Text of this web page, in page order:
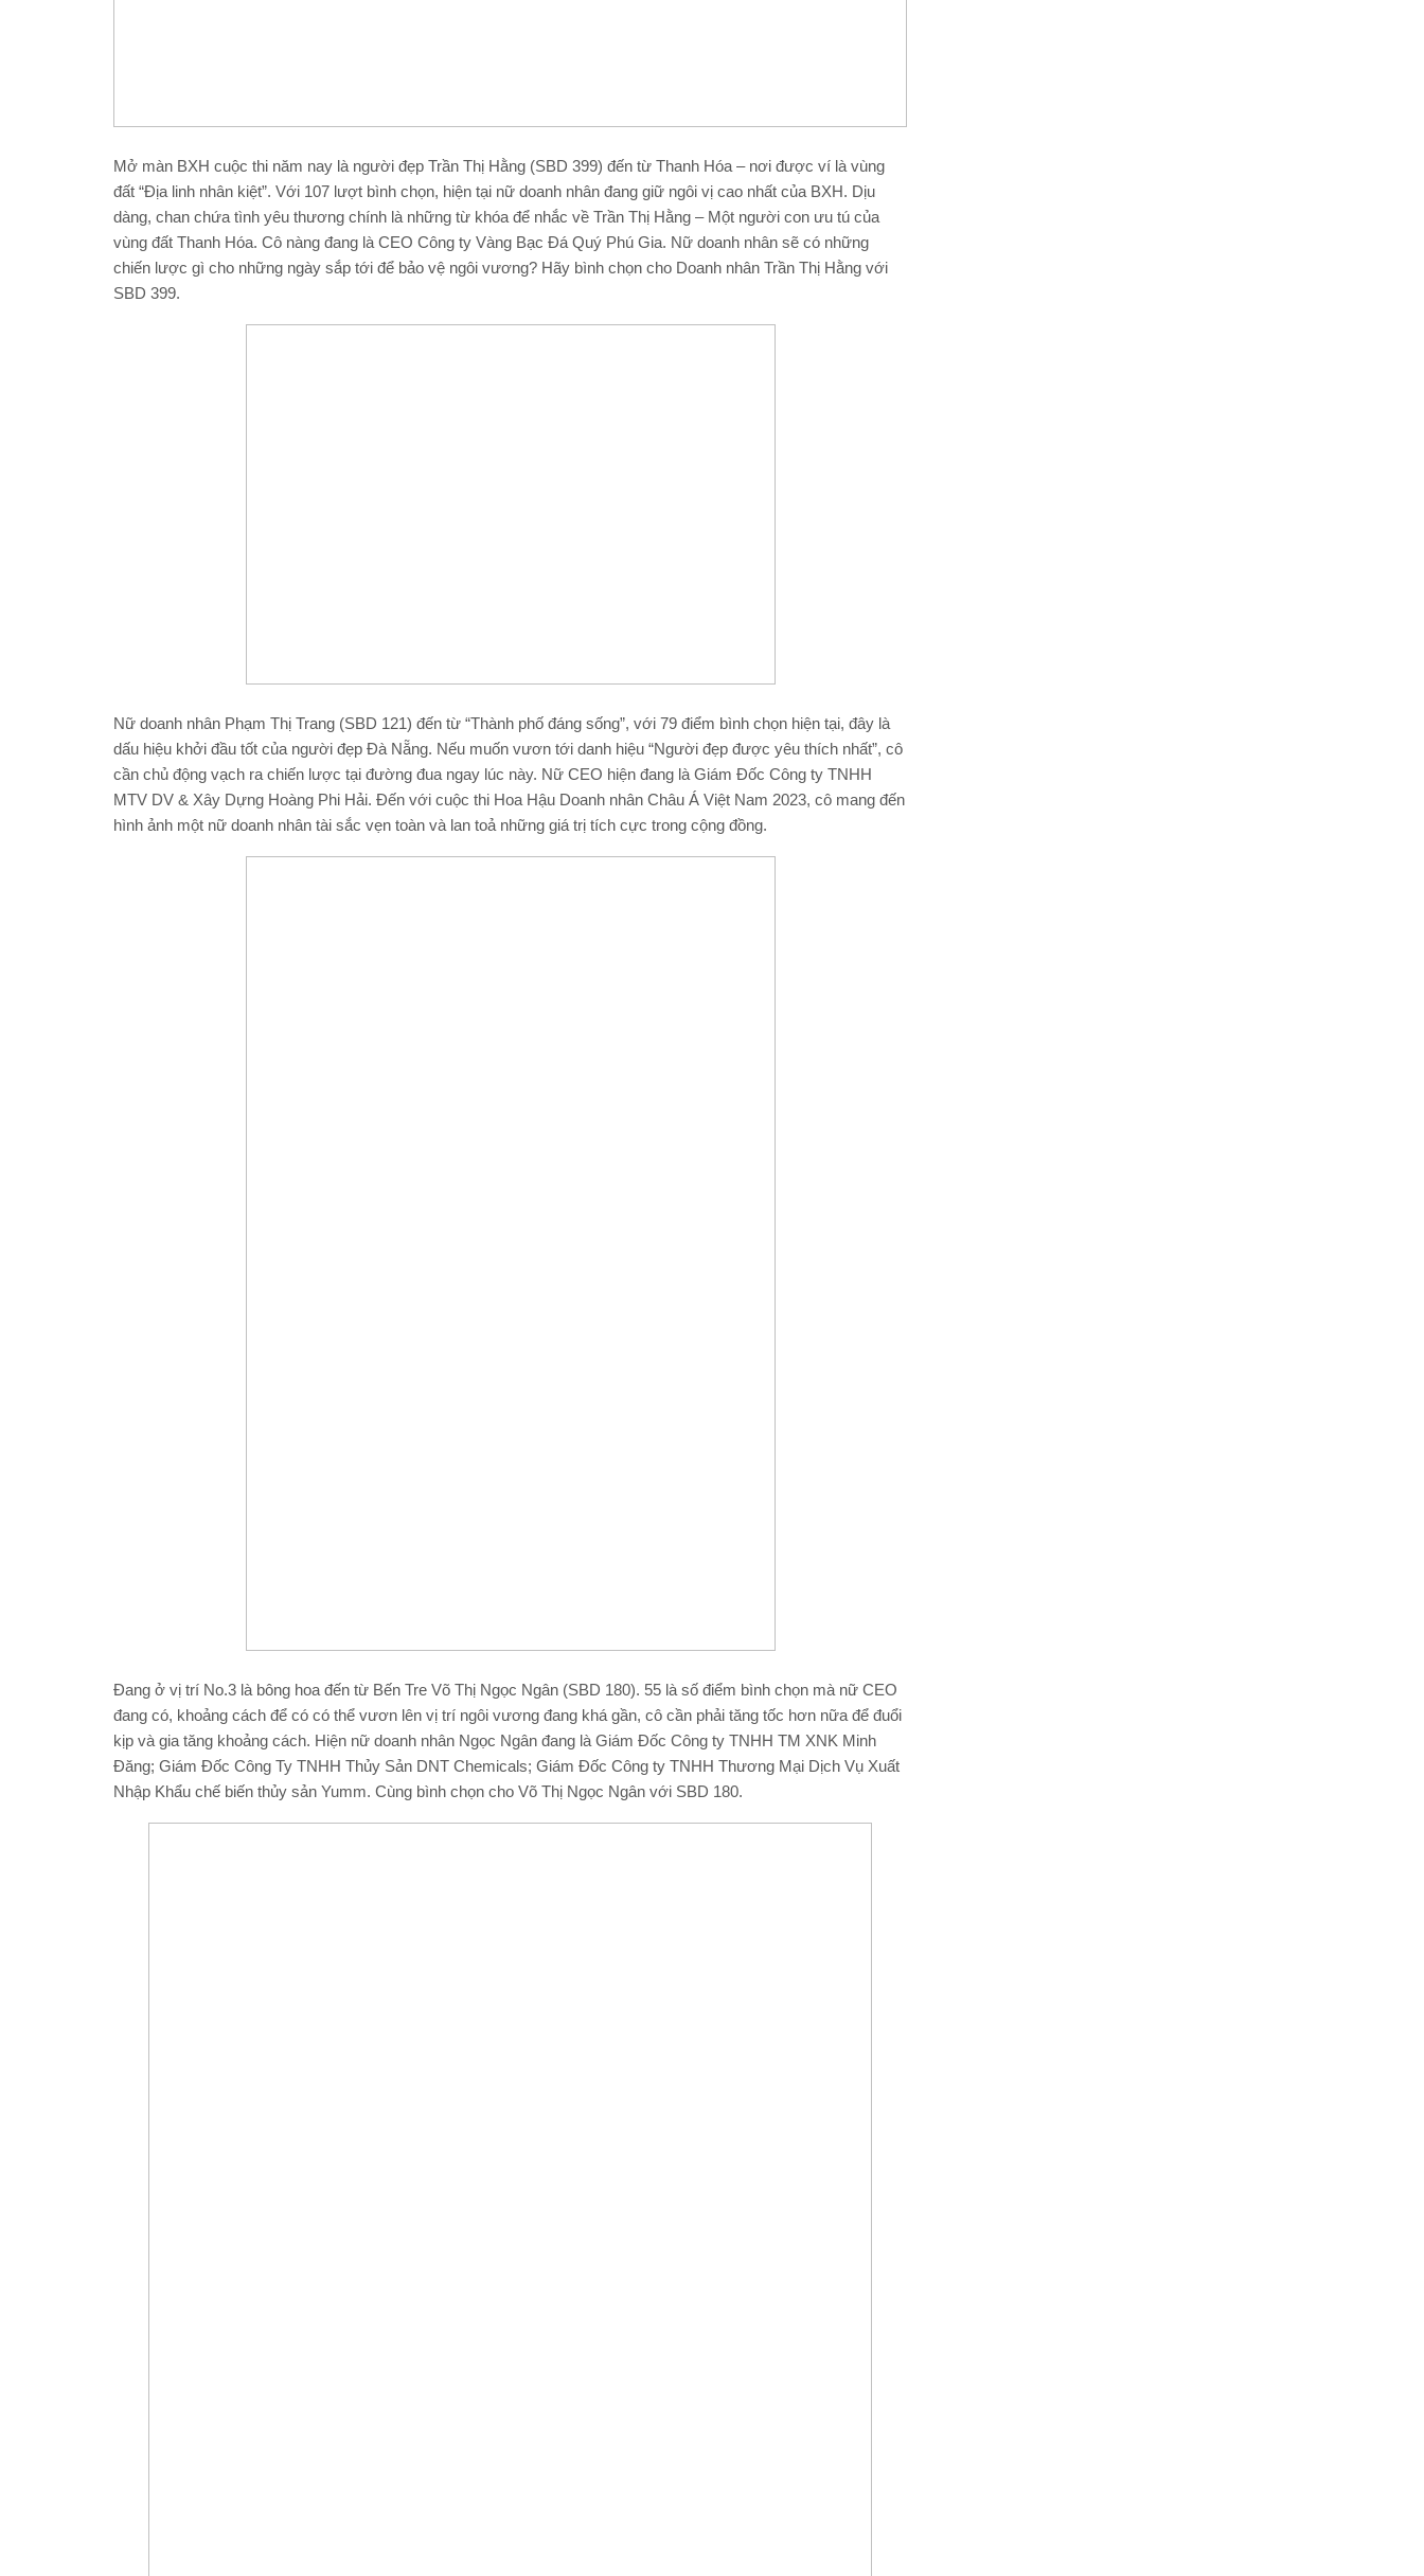
Mở màn BXH cuộc thi năm nay là người đẹp Trần Thị Hằng (SBD 399) đến từ Thanh Hóa – nơi được ví là vùng
đất “Địa linh nhân kiệt”. Với 107 lượt bình chọn, hiện tại nữ doanh nhân đang giữ ngôi vị cao nhất của BXH. Dịu
dàng, chan chứa tình yêu thương chính là những từ khóa để nhắc về Trần Thị Hằng – Một người con ưu tú của
vùng đất Thanh Hóa. Cô nàng đang là CEO Công ty Vàng Bạc Đá Quý Phú Gia. Nữ doanh nhân sẽ có những
chiến lược gì cho những ngày sắp tới để bảo vệ ngôi vương? Hãy bình chọn cho Doanh nhân Trần Thị Hằng với
SBD 399.
Nữ doanh nhân Phạm Thị Trang (SBD 121) đến từ “Thành phố đáng sống”, với 79 điểm bình chọn hiện tại, đây là
dấu hiệu khởi đầu tốt của người đẹp Đà Nẵng. Nếu muốn vươn tới danh hiệu “Người đẹp được yêu thích nhất”, cô
cần chủ động vạch ra chiến lược tại đường đua ngay lúc này. Nữ CEO hiện đang là Giám Đốc Công ty TNHH
MTV DV & Xây Dựng Hoàng Phi Hải. Đến với cuộc thi Hoa Hậu Doanh nhân Châu Á Việt Nam 2023, cô mang đến
hình ảnh một nữ doanh nhân tài sắc vẹn toàn và lan toả những giá trị tích cực trong cộng đồng.
Đang ở vị trí No.3 là bông hoa đến từ Bến Tre Võ Thị Ngọc Ngân (SBD 180). 55 là số điểm bình chọn mà nữ CEO
đang có, khoảng cách để có có thể vươn lên vị trí ngôi vương đang khá gần, cô cần phải tăng tốc hơn nữa để đuổi
kịp và gia tăng khoảng cách. Hiện nữ doanh nhân Ngọc Ngân đang là Giám Đốc Công ty TNHH TM XNK Minh
Đăng; Giám Đốc Công Ty TNHH Thủy Sản DNT Chemicals; Giám Đốc Công ty TNHH Thương Mại Dịch Vụ Xuất
Nhập Khẩu chế biến thủy sản Yumm. Cùng bình chọn cho Võ Thị Ngọc Ngân với SBD 180.